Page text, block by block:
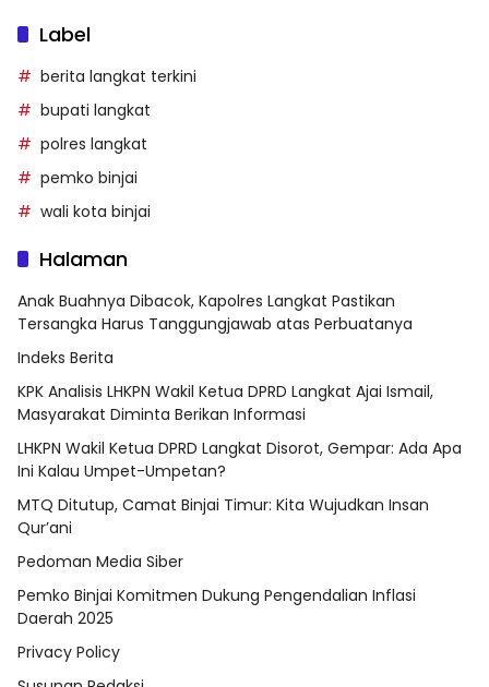
Label
berita langkat terkini
bupati langkat
polres langkat
pemko binjai
wali kota binjai
Halaman
Anak Buahnya Dibacok, Kapolres Langkat Pastikan
Tersangka Harus Tanggungjawab atas Perbuatanya
Indeks Berita
KPK Analisis LHKPN Wakil Ketua DPRD Langkat Ajai Ismail,
Masyarakat Diminta Berikan Informasi
LHKPN Wakil Ketua DPRD Langkat Disorot, Gempar: Ada Apa
Ini Kalau Umpet-Umpetan?
MTQ Ditutup, Camat Binjai Timur: Kita Wujudkan Insan
Qur’ani
Pedoman Media Siber
Pemko Binjai Komitmen Dukung Pengendalian Inflasi
Daerah 2025
Privacy Policy